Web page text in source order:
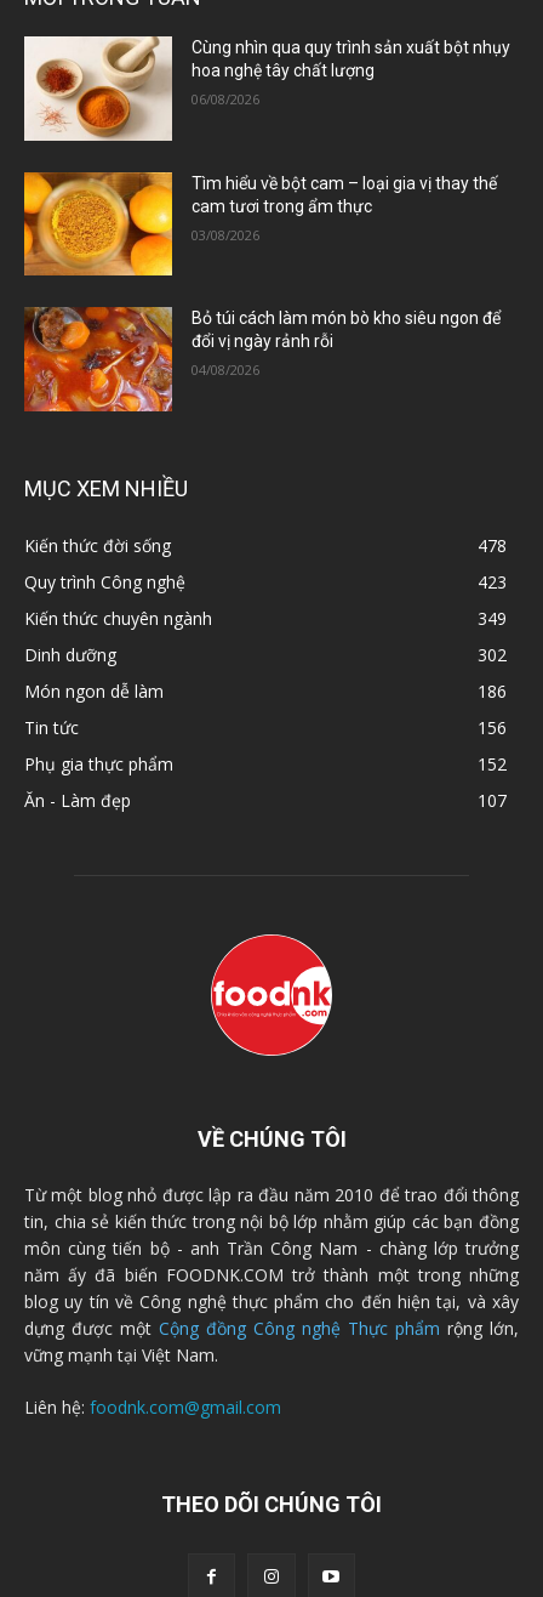
Cùng nhìn qua quy trình sản xuất bột nhụy
hoa nghệ tây chất lượng
06/08/2026
Tìm hiểu về bột cam – loại gia vị thay thế
cam tươi trong ẩm thực
03/08/2026
Bỏ túi cách làm món bò kho siêu ngon để
đổi vị ngày rảnh rỗi
04/08/2026
MỤC XEM NHIỀU
Kiến thức đời sống
478
Quy trình Công nghệ
423
Kiến thức chuyên ngành
349
Dinh dưỡng
302
Món ngon dễ làm
186
Tin tức
156
Phụ gia thực phẩm
152
Ăn - Làm đẹp
107
VỀ CHÚNG TÔI
Từ một blog nhỏ được lập ra đầu năm 2010 để trao đổi thông
tin, chia sẻ kiến thức trong nội bộ lớp nhằm giúp các bạn đồng
môn cùng tiến bộ - anh Trần Công Nam - chàng lớp trưởng
năm ấy đã biến FOODNK.COM trở thành một trong những
blog uy tín về Công nghệ thực phẩm cho đến hiện tại, và xây
dựng được một Cộng đồng Công nghệ Thực phẩm rộng lớn,
vững mạnh tại Việt Nam.
Liên hệ: foodnk.com@gmail.com
THEO DÕI CHÚNG TÔI